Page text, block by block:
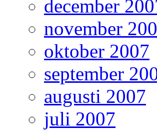
december
november
oktober 2007
september
augusti 2007
juli 2007